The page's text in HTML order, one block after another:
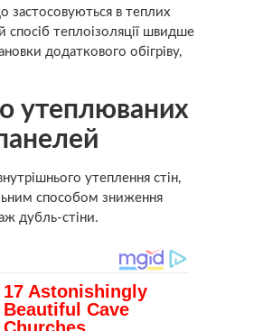
застосовуються в теплих
спосіб теплоізоляції швидше
додаткового обігріву,
утеплюваних
утеплення стін,
способом зниження
дубль-стіни.